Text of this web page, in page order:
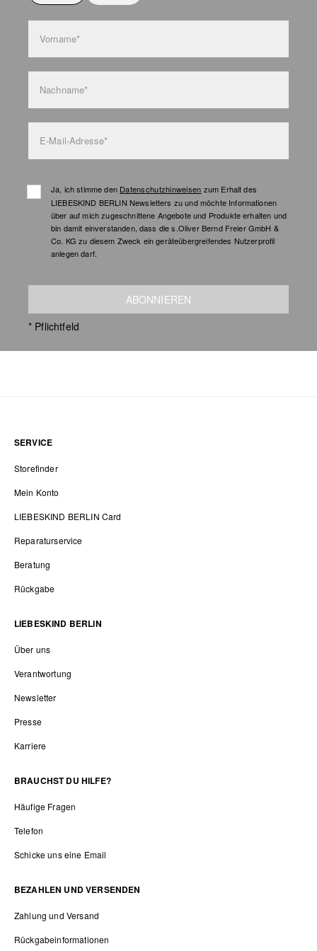
Vorname*
Nachname*
E-Mail-Adresse*
Ja, ich stimme den Datenschutzhinweisen zum Erhalt des
LIEBESKIND BERLIN Newsletters zu und möchte Informationen
über auf mich zugeschnittene Angebote und Produkte erhalten und
bin damit einverstanden, dass die s.Oliver Bernd Freier GmbH &
Co. KG zu diesem Zweck ein geräteübergreifendes Nutzerprofil
anlegen darf.
ABONNIEREN
* Pflichtfeld
SERVICE
Storefinder
Mein Konto
LIEBESKIND BERLIN Card
Reparaturservice
Beratung
Rückgabe
LIEBESKIND BERLIN
Über uns
Verantwortung
Newsletter
Presse
Karriere
BRAUCHST DU HILFE?
Häufige Fragen
Telefon
Schicke uns eine Email
BEZAHLEN UND VERSENDEN
Zahlung und Versand
Rückgabeinformationen